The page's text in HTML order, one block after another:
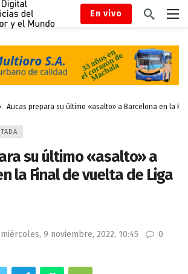
En vivo
Aucas prepara su último «asalto» a Barcelona en la
su último «asalto» a
la Final de vuelta de Liga
miércoles, 9 noviembre, 2022, 10:45
0